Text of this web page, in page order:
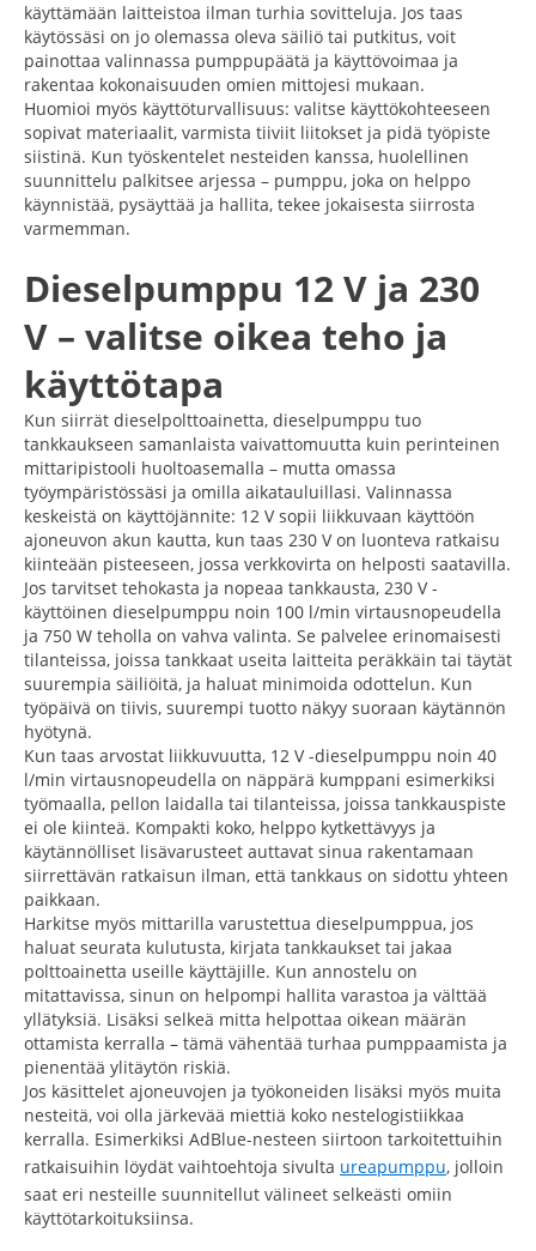
käyttämään laitteistoa ilman turhia sovitteluja. Jos taas
käytössäsi on jo olemassa oleva säiliö tai putkitus, voit
painottaa valinnassa pumppupäätä ja käyttövoimaa ja
rakentaa kokonaisuuden omien mittojesi mukaan.
Huomioi myös käyttöturvallisuus: valitse käyttökohteeseen
sopivat materiaalit, varmista tiiviit liitokset ja pidä työpiste
siistinä. Kun työskentelet nesteiden kanssa, huolellinen
suunnittelu palkitsee arjessa – pumppu, joka on helppo
käynnistää, pysäyttää ja hallita, tekee jokaisesta siirrosta
varmemman.
Dieselpumppu 12 V ja 230
V – valitse oikea teho ja
käyttötapa
Kun siirrät dieselpolttoainetta, dieselpumppu tuo
tankkaukseen samanlaista vaivattomuutta kuin perinteinen
mittaripistooli huoltoasemalla – mutta omassa
työympäristössäsi ja omilla aikatauluillasi. Valinnassa
keskeistä on käyttöjännite: 12 V sopii liikkuvaan käyttöön
ajoneuvon akun kautta, kun taas 230 V on luonteva ratkaisu
kiinteään pisteeseen, jossa verkkovirta on helposti saatavilla.
Jos tarvitset tehokasta ja nopeaa tankkausta, 230 V -
käyttöinen dieselpumppu noin 100 l/min virtausnopeudella
ja 750 W teholla on vahva valinta. Se palvelee erinomaisesti
tilanteissa, joissa tankkaat useita laitteita peräkkäin tai täytät
suurempia säiliöitä, ja haluat minimoida odottelun. Kun
työpäivä on tiivis, suurempi tuotto näkyy suoraan käytännön
hyötynä.
Kun taas arvostat liikkuvuutta, 12 V -dieselpumppu noin 40
l/min virtausnopeudella on näppärä kumppani esimerkiksi
työmaalla, pellon laidalla tai tilanteissa, joissa tankkauspiste
ei ole kiinteä. Kompakti koko, helppo kytkettävyys ja
käytännölliset lisävarusteet auttavat sinua rakentamaan
siirrettävän ratkaisun ilman, että tankkaus on sidottu yhteen
paikkaan.
Harkitse myös mittarilla varustettua dieselpumppua, jos
haluat seurata kulutusta, kirjata tankkaukset tai jakaa
polttoainetta useille käyttäjille. Kun annostelu on
mitattavissa, sinun on helpompi hallita varastoa ja välttää
yllätyksiä. Lisäksi selkeä mitta helpottaa oikean määrän
ottamista kerralla – tämä vähentää turhaa pumppaamista ja
pienentää ylitäytön riskiä.
Jos käsittelet ajoneuvojen ja työkoneiden lisäksi myös muita
nesteitä, voi olla järkevää miettiä koko nestelogistiikkaa
kerralla. Esimerkiksi AdBlue-nesteen siirtoon tarkoitettuihin
ratkaisuihin löydät vaihtoehtoja sivulta ureapumppu, jolloin
saat eri nesteille suunnitellut välineet selkeästi omiin
käyttötarkoituksiinsa.